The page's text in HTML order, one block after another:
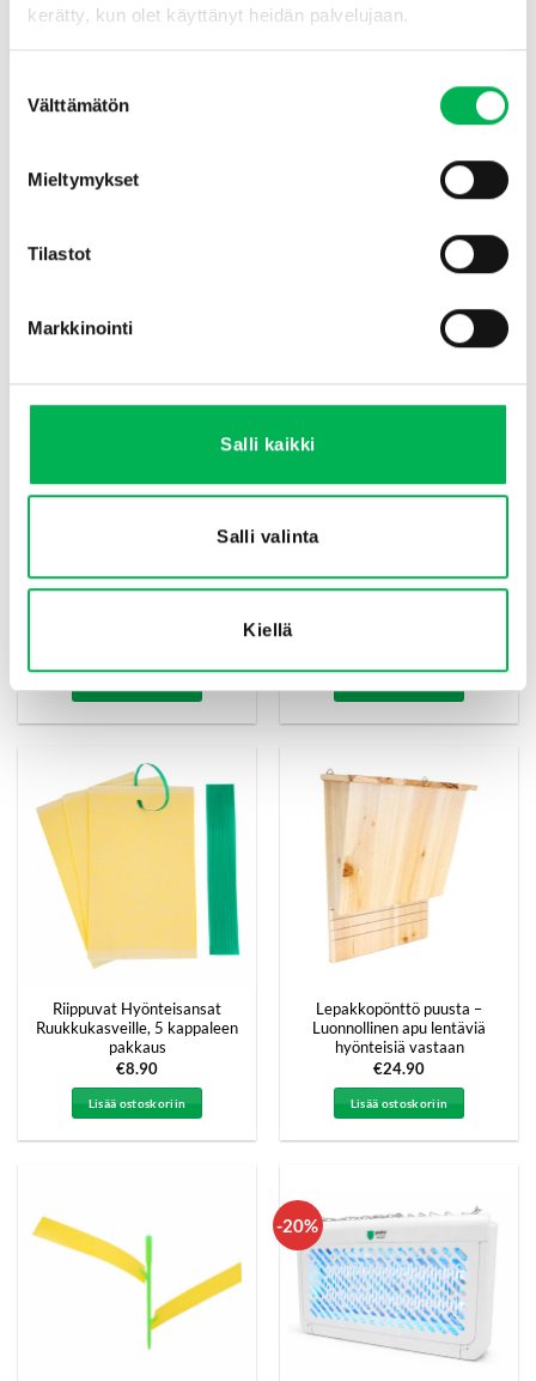
kerätty, kun olet käyttänyt heidän palvelujaan.
valinta
Välttämätön
Mieltymykset
Tilastot
Markkinointi
Salli kaikki
Salli valinta
Kiellä
Hämispyydystäjä
Hyönteisten tarkoitettu
Riippuvat Hyönteisansat
Ruukkukasveille, 5 kappaleen
pakkaus
€8.90
Lisää ostoskoriin
Lepakkopönttö puusta –
Luonnollinen apu lentäviä
hyönteisiä vastaan
€24.90
Lisää ostoskoriin
-20%